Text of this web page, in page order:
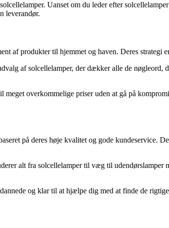
Uanset om du leder efter
leverandør.
af produkter til hjemmet og haven. Deres strategi
af solcellelamper, der dækker alle de nøgleord,
overkommelige priser uden at gå på
på deres høje kvalitet og gode kundeservice.
alt fra solcellelamper til væg til udendørslamper
og klar til at hjælpe dig med at finde de